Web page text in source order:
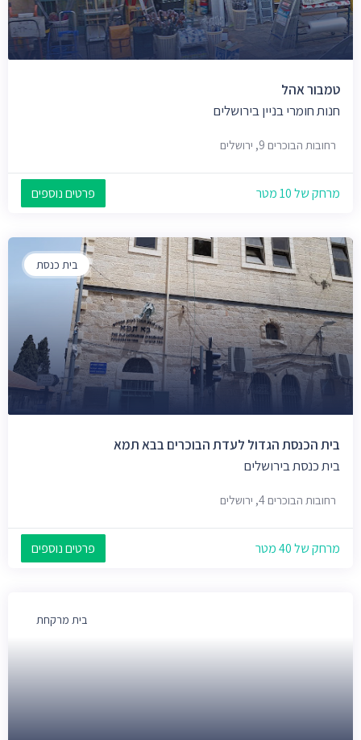
טמבור אהל
חנות חומרי בניין בירושלים
רחובות הבוכרים 9, ירושלים
מרחק של 10 מטר פרטים נוספים
בית כנסת
בית הכנסת הגדול לעדת הבוכרים בבא תמא
בית כנסת בירושלים
רחובות הבוכרים 4, ירושלים
מרחק של 40 מטר פרטים נוספים
בית מרקחת